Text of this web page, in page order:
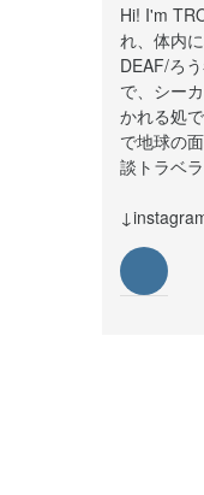
Hi! I'm
れ、体内
DEAF/ろ
で、シー
かれる処
で地球の
談トラベ